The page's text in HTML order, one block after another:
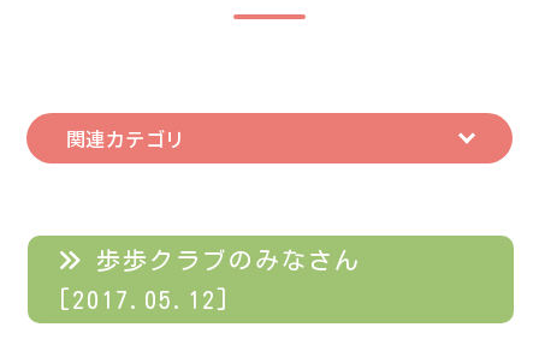
関連カテゴリ
歩歩クラブのみなさん
[2017.05.12]